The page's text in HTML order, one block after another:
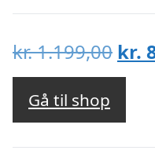
kr.1.199,00 Den
var:
kr.
kr.
Gå til shop